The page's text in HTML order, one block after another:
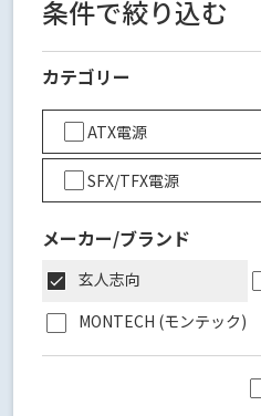
条件で絞り込む
カテゴリー
ATX電源
SFX/TFX電源
メーカー/ブランド
玄人志向
MONTECH (モンテック)